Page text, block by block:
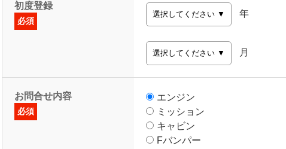
初度登録
必須
年
月
お問合せ内容
必須
エンジン
ミッション
キャビン
Fバンパー